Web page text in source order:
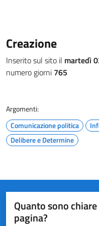
Creazione
Inserito sul sito il martedì
numero giorni 765
Argomenti:
Comunicazione politica
Delibere e Determine
Quanto sono
pagina?